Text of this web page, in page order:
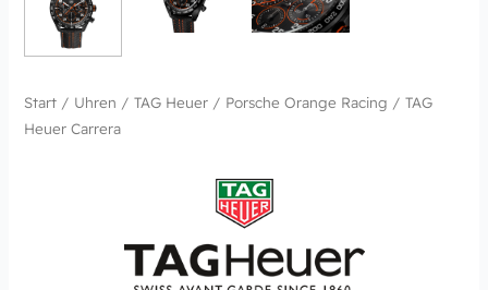
Start / Uhren /TAG Heuer / Porsche Orange Racing / TAG
Heuer Carrera